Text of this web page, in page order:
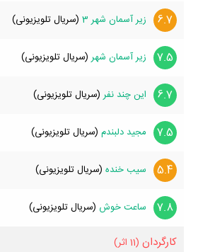
6.7 زیر‌ آسمان شهر 3 (سریال تلویزیونی)
7.5 زیر آسمان شهر (سریال تلویزیونی)
6.7 این چند نفر (سریال تلویزیونی)
7.5 مجید دلبندم (سریال تلویزیونی)
5.4 سیب خنده (سریال تلویزیونی)
7.8 ساعت خوش (سریال تلویزیونی)
کارگردان (11 اثر)